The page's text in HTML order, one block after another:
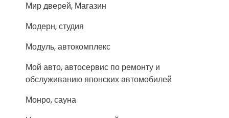
Мир дверей, Магазин
Модерн, студия
Модуль, автокомплекс
Мой авто, автосервис по ремонту и
обслуживанию японских автомобилей
Монро, сауна